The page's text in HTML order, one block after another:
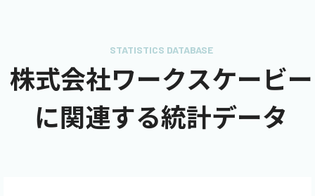
STATISTICS DATABASE
株式会社ワークスケービー
に関連する統計データ